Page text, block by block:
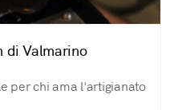
di Valmarino
per chi ama l'artigianato